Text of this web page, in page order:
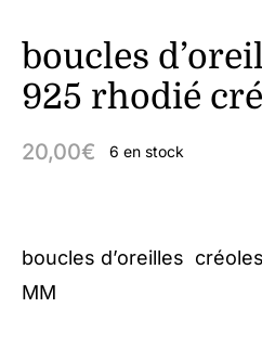
boucles
925 rhodié
20,00€ 6 en stock
boucles d’oreilles
MM